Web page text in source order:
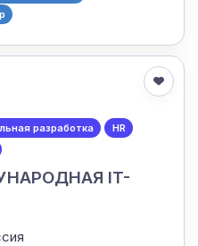
разработка
HR
IT-